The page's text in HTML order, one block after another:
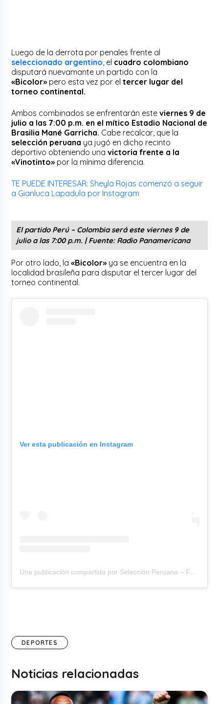
Luego de la derrota por penales frente al
seleccionado argentino , el cuadro colombiano
disputará nuevamante un partido con la
«Bicolor» pero esta vez por eltercer lugar del
torneo continental.
Ambos combinados se enfrentarán esteviernes 9 de
julio a las 7:00 p.m. en el mítico Estadio Nacional de
Brasilia Mané Garricha. Cabe recalcar, que la
selección peruana ya jugó en dicho recinto
deportivo obteniendo una victoria frente a la
«Vinotinto» por la mínima diferencia.
TE PUEDE INTERESAR: Sheyla Rojas comenzó a seguir
a Gianluca Lapadula por Instagram
El partido Perú – Colombia será este viernes 9 de
julio a las 7:00 p.m. |Fuente: Radio Panamericana
Por otro lado, la«Bicolor» ya se encuentra en la
localidad brasileña para disputar el tercer lugar del
torneo continental.
Ver esta publicación en Instagram
DEPORTES
Noticias relacionadas